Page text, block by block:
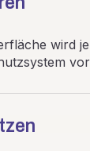
wird